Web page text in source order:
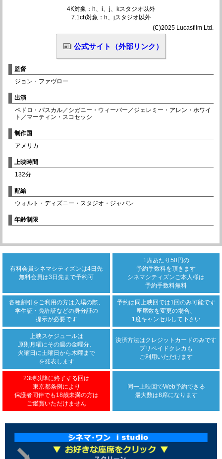
4K対象：h、i、j、kスタジオ以外
7.1ch対象：h、jスタジオ以外
(C)2025 Lucasfilm Ltd.
公式サイト（外部リンク）
監督
ジョン・ファヴロー
出演
ペドロ・パスカル／シガニー・ウィーバー／ジェレミー・アレン・ホワイ
ト／マーティン・スコセッシ
制作国
アメリカ
上映時間
132分
配給
ウォルト・ディズニー・スタジオ・ジャパン
年齢制限
有料会員シネマシティズンは4日先
無料会員は3日先まで予約可
1席あたり50円の
予約手数料を頂きます
シネマシティズンご本人様は
予約手数料無料
各種割引をご利用の方は 入場の際、
学生証・免許証などの身分証の
提示が必要です
予約は同上映回では1回のみ可能です
座席数を変更の場合、
1度キャンセルして下さい
上映スケジュールは
原則月曜にその週の金曜分、
火曜日に土曜日から木曜まで
を発表します
決済方法はクレジットカードのみです
プリペイドクレカも
ご利用いただけます
23時以降に終了する回は
東京都条例により
保護者同伴でも18歳未満の方は
ご鑑賞いただけません
同一上映回でWeb予約できる
最大数は8席になります